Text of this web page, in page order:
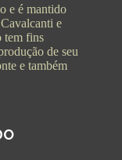
e é mantido
e
tem fins
de seu
e também